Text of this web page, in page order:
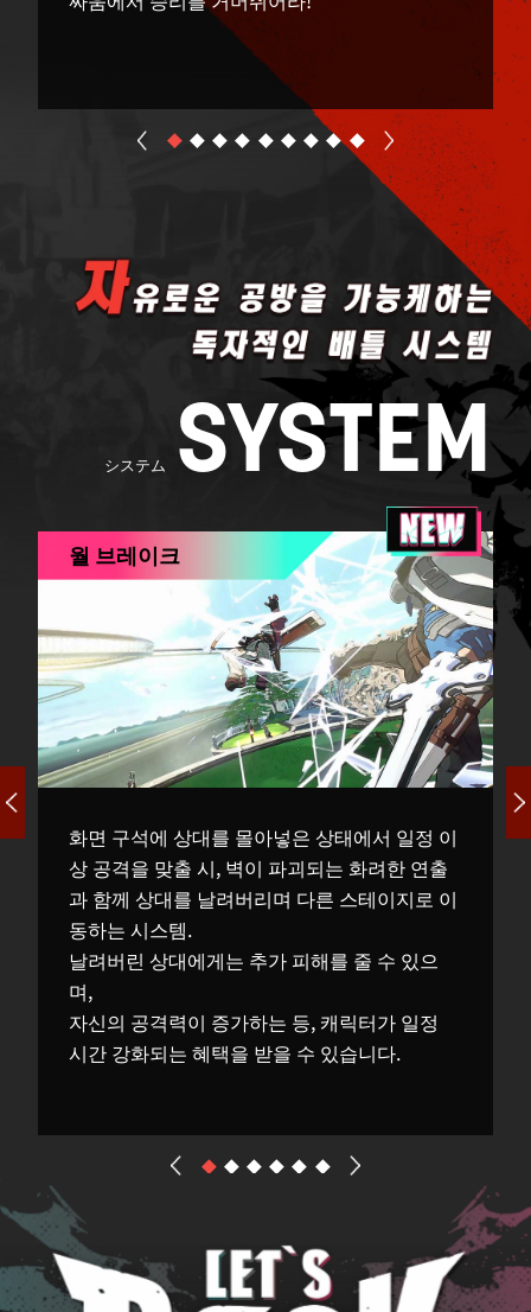
システム SYSTEM
월 브레이크
화면 구석에 상대를 몰아넣은 상태에서 일정 이
상 공격을 맞출 시, 벽이 파괴되는 화려한 연출
과 함께 상대를 날려버리며 다른 스테이지로 이
동하는 시스템.
날려버린 상대에게는 추가 피해를 줄 수 있으
며,
자신의 공격력이 증가하는 등, 캐릭터가 일정
시간 강화되는 혜택을 받을 수 있습니다.